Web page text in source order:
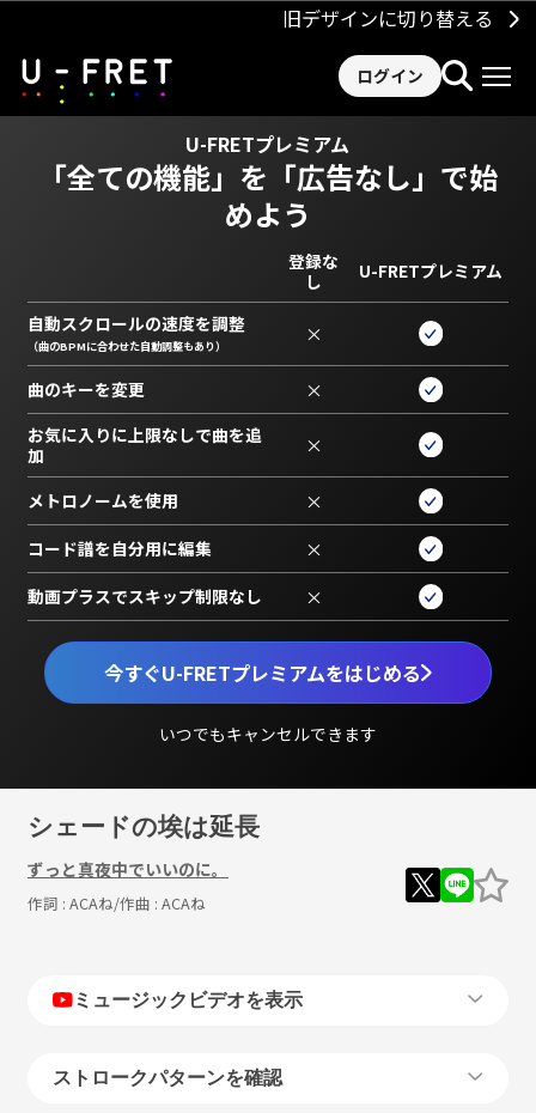
旧デザインに切り替える
ログイン
U-FRETプレミアム
「全ての機能」を 「広告なし」で始
めよう
今すぐU-FRETプレミアムをはじめる
いつでもキャンセルできます
登録な
し
U-FRETプレミアム
自動スクロールの速度を調整
（曲のBPMに合わせた自動調整もあり） ×
曲のキーを変更 ×
お気に入りに上限なしで曲を追
加
×
メトロノームを使用 ×
コード譜を自分用に編集 ×
動画プラスでスキップ制限なし ×
シェードの埃は延長
ずっと真夜中でいいのに。
作詞 : ACAね/作曲 : ACAね
ミュージックビデオを表示
ストロークパターンを確認